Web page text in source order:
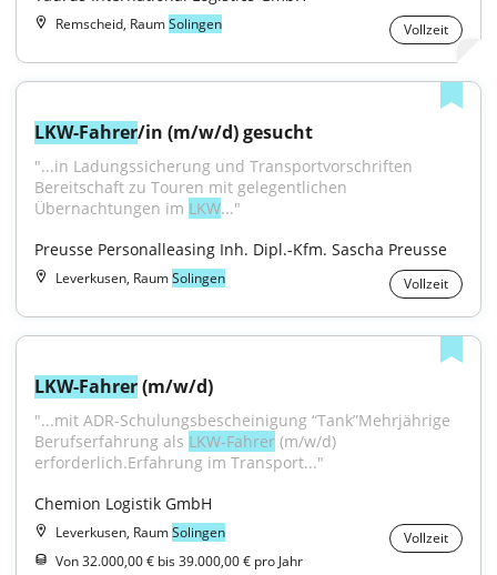
Remscheid, RaumSolingen Vollzeit
LKW-Fahrer/in (m/w/d) gesucht
"...in Ladungssicherung und Transportvorschriften
Bereitschaft zu Touren mit gelegentlichen
Übernachtungen im LKW..."
Preusse Personalleasing Inh. Dipl.-Kfm. Sascha Preusse
Leverkusen, RaumSolingen Vollzeit
LKW-Fahrer (m/w/d)
"...mit ADR-Schulungsbescheinigung “Tank”Mehrjährige
Berufserfahrung als LKW-Fahrer (m/w/d)
erforderlich.Erfahrung im Transport..."
Chemion Logistik GmbH
Leverkusen, RaumSolingen
Vollzeit
Von 32.000,00 € bis 39.000,00 € pro Jahr